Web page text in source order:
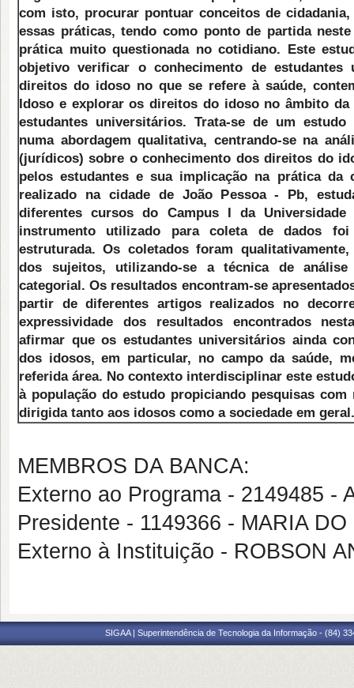
com isto, procurar pontuar conceitos de
essas práticas, tendo como ponto de partida
prática muito questionada no cotidiano. Este
objetivo verificar o conhecimento de estudantes
direitos do idoso no que se refere à saúde,
Idoso e explorar os direitos do idoso no âmbito da
estudantes universitários. Trata-se de um
numa abordagem qualitativa, centrando-se na
(jurídicos) sobre o conhecimento dos direitos do
pelos estudantes e sua implicação na prática da
realizado na cidade de João Pessoa - Pb,
diferentes cursos do Campus I da Universidade
instrumento utilizado para coleta de dados
estruturada. Os coletados foram
dos sujeitos, utilizando-se a técnica de análise
categorial. Os resultados encontram-se
partir de diferentes artigos realizados no
expressividade dos resultados encontrados
afirmar que os estudantes universitários ainda
dos idosos, em particular, no campo da saúde,
referida área. No contexto interdisciplinar este
à população do estudo propiciando pesquisas
dirigida tanto aos idosos como a sociedade em geral.
MEMBROS DA BANCA:
Externo ao Programa - 2149485 -
Presidente - 1149366 - MARIA
Externo à Instituição - ROBSON
SIGAA | Superintendência de Tecnologia da Informação - (84)